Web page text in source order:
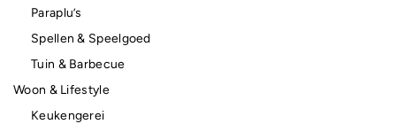
Paraplu’s
Spellen & Speelgoed
Tuin & Barbecue
Woon & Lifestyle
Keukengerei